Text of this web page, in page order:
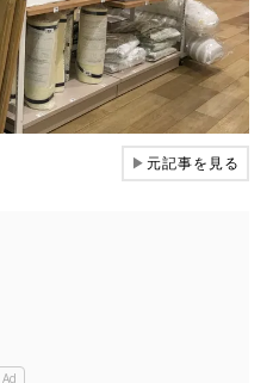
▶元記事を見る